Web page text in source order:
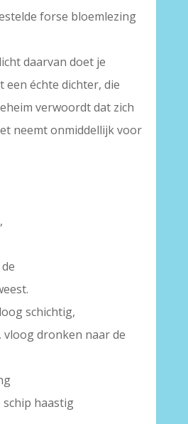
forse bloemlezing
daarvan doet je
een échte dichter, die
verwoordt dat zich
neemt onmiddellijk voor
schichtig,
dronken naar de
haastig